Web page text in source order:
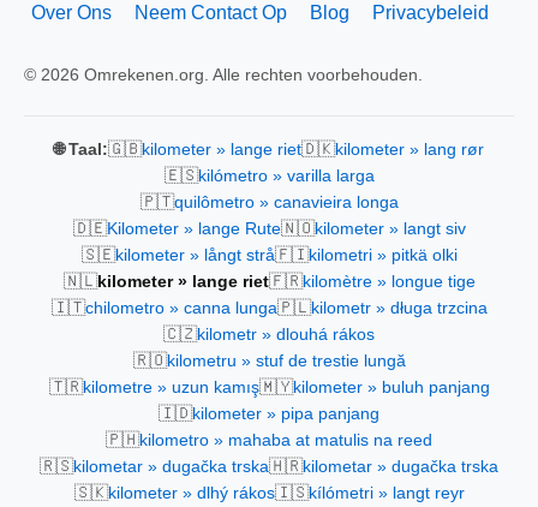
Over Ons Neem Contact Op Blog Privacybeleid
© 2026 Omrekenen.org. Alle rechten voorbehouden.
🌐 Taal:🇬🇧kilometer » lange riet🇩🇰kilometer » lang rør
🇪🇸kilómetro » varilla larga
🇵🇹quilômetro » canavieira longa
🇩🇪Kilometer » lange Rute🇳🇴kilometer » langt siv
🇸🇪kilometer » långt strå🇫🇮kilometri » pitkä olki
🇳🇱kilometer » lange riet🇫🇷kilomètre » longue tige
🇮🇹chilometro » canna lunga🇵🇱kilometr » długa trzcina
🇨🇿kilometr » dlouhá rákos
🇷🇴kilometru » stuf de trestie lungă
🇹🇷kilometre » uzun kamış🇲🇾kilometer » buluh panjang
🇮🇩kilometer » pipa panjang
🇵🇭kilometro » mahaba at matulis na reed
🇷🇸kilometar » dugačka trska🇭🇷kilometar » dugačka trska
🇸🇰kilometer » dlhý rákos🇮🇸kílómetri » langt reyr